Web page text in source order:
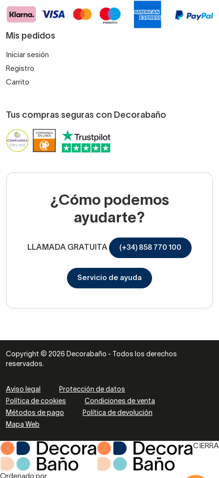
Mis pedidos
Iniciar sesión
Registro
Carrito
Tus compras seguras con Decorabaño
¿Cómo podemos
ayudarte?
LLAMADA GRATUITA (+34) 858 770 100
Servicio de ayuda
Copyright © 2026 Decorabaño - Todos los derechos
reservados.
Aviso legal
Protección de datos
Política de cookies
Condiciones de venta
Métodos de pago
Política de devolución
Mapa Web
CIERRA
Ordenado por